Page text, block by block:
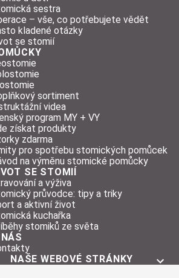
sestra
– vše, co potřebujete vědět
kladené otázky
se stomií
sortiment
videa
program MY + VY
získat produkty
zdarma
pro spotřebu stomických pomůcek
na výměnu stomické pomůcky
SE STOMIÍ
a výživa
průvodce: tipy a triky
a aktivní život
kuchařka
stomiků ze světa
NAŠE WEBOVÉ STRÁNKY